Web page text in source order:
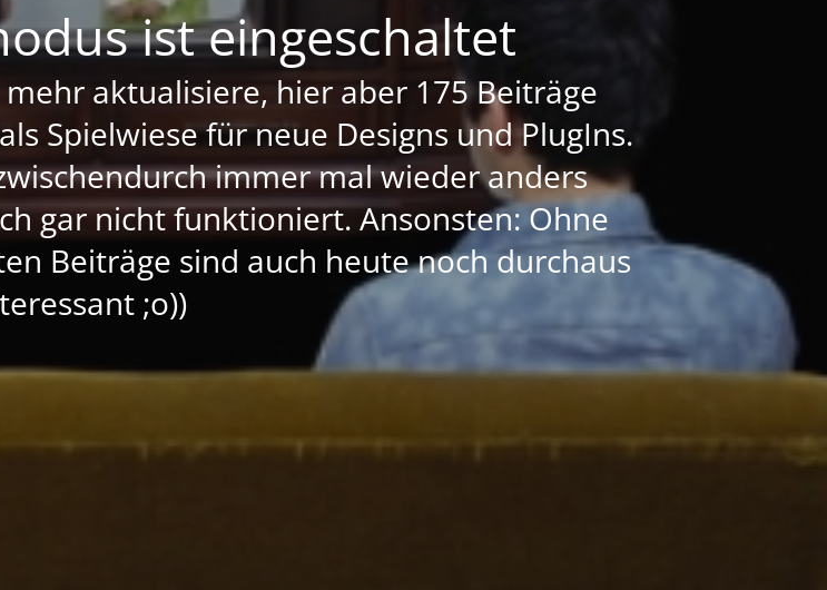
ist eingeschaltet
aktualisiere, hier aber 175 Beiträge
Spielwiese für neue Designs und PlugIns.
immer mal wieder anders
gar nicht funktioniert. Ansonsten: Ohne
Beiträge sind auch heute noch durchaus
;o))